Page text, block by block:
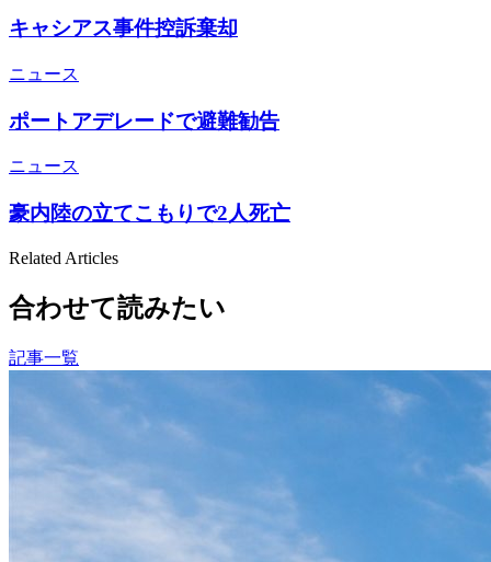
キャシアス事件控訴棄却
ニュース
ポートアデレードで避難勧告
ニュース
豪内陸の立てこもりで2人死亡
Related Articles
合わせて読みたい
記事一覧